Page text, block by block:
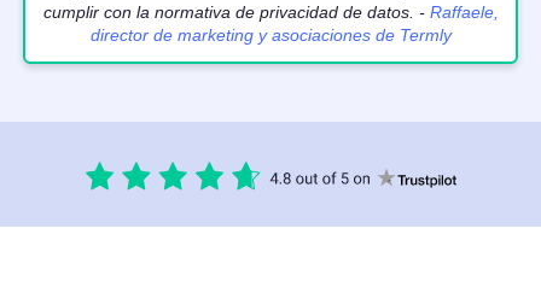
cumplir con la normativa de privacidad de datos. - Raffaele,
director de marketing y asociaciones de Termly